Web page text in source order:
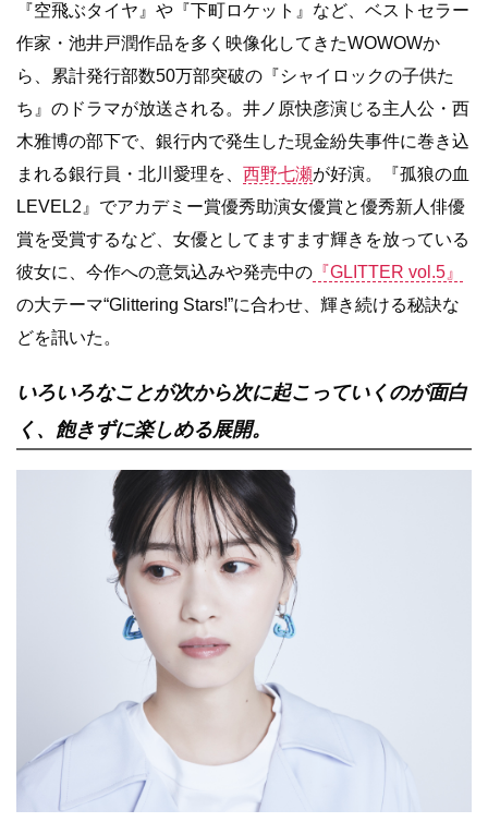
『空飛ぶタイヤ』や『下町ロケット』など、ベストセラー
作家・池井戸潤作品を多く映像化してきたWOWOWか
ら、累計発行部数50万部突破の『シャイロックの子供た
ち』のドラマが放送される。井ノ原快彦演じる主人公・西
木雅博の部下で、銀行内で発生した現金紛失事件に巻き込
まれる銀行員・北川愛理を、 西野七瀬が好演。『孤狼の血
LEVEL2』でアカデミー賞優秀助演女優賞と優秀新人俳優
賞を受賞するなど、女優としてますます輝きを放っている
彼女に、今作への意気込みや発売中の 『GLITTER vol.5』
の大テーマ“Glittering Stars!”に合わせ、輝き続ける秘訣な
どを訊いた。
いろいろなことが次から次に起こっていくのが面白
く、飽きずに楽しめる展開。